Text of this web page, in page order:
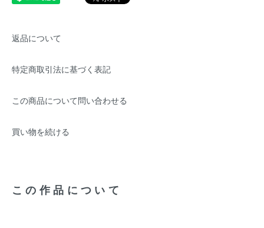
返品について
特定商取引法に基づく表記
この商品について問い合わせる
買い物を続ける
この作品について